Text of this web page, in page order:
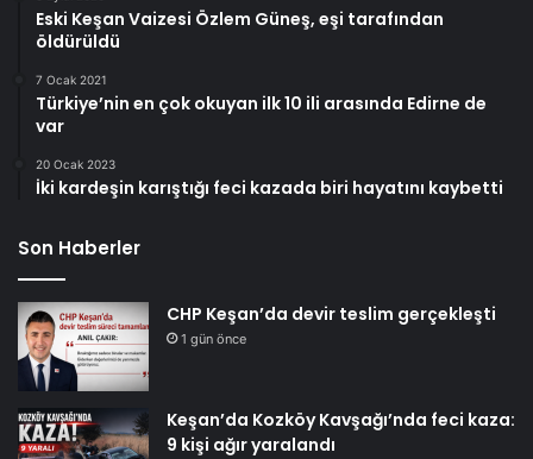
Eski Keşan Vaizesi Özlem Güneş, eşi tarafından
öldürüldü
7 Ocak 2021
Türkiye’nin en çok okuyan ilk 10 ili arasında Edirne de
var
20 Ocak 2023
İki kardeşin karıştığı feci kazada biri hayatını kaybetti
Son Haberler
CHP Keşan’da devir teslim gerçekleşti
1 gün önce
Keşan’da Kozköy Kavşağı’nda feci kaza:
9 kişi ağır yaralandı